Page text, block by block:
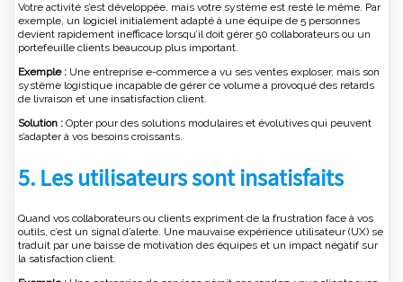
Votre activité s’est développée, mais votre système est resté le même. Par
exemple, un logiciel initialement adapté à une équipe de 5 personnes
devient rapidement inefficace lorsqu’il doit gérer 50 collaborateurs ou un
portefeuille clients beaucoup plus important.
Exemple : Une entreprise e-commerce a vu ses ventes exploser, mais son
système logistique incapable de gérer ce volume a provoqué des retards
de livraison et une insatisfaction client.
Solution : Opter pour des solutions modulaires et évolutives qui peuvent
s’adapter à vos besoins croissants.
5. Les utilisateurs sont insatisfaits
Quand vos collaborateurs ou clients expriment de la frustration face à vos
outils, c’est un signal d’alerte. Une mauvaise expérience utilisateur (UX) se
traduit par une baisse de motivation des équipes et un impact négatif sur
la satisfaction client.